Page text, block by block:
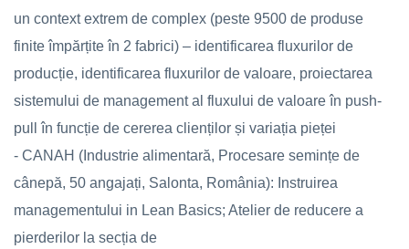
un context extrem de complex (peste 9500 de produse
finite împărțite în 2 fabrici) – identificarea fluxurilor de
producție, identificarea fluxurilor de valoare, proiectarea
sistemului de management al fluxului de valoare în push-
pull în funcție de cererea clienților și variația pieței
- CANAH (Industrie alimentară, Procesare semințe de
cânepă, 50 angajați, Salonta, România): Instruirea
managementului in Lean Basics; Atelier de reducere a
pierderilor la secția de